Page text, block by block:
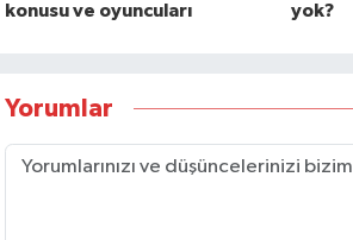
konusu ve oyuncuları
yok?
Yorumlar